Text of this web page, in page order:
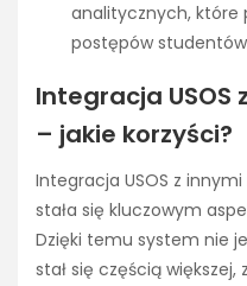
analitycznych, które
postępów
Integracja
– jakie korzyści?
Integracja USOS z
stała się kluczowym
Dzięki temu system nie
stał się częścią